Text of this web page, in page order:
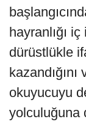
hayranlığı
dürüstlükle
okuyucuyu
yolculuğuna